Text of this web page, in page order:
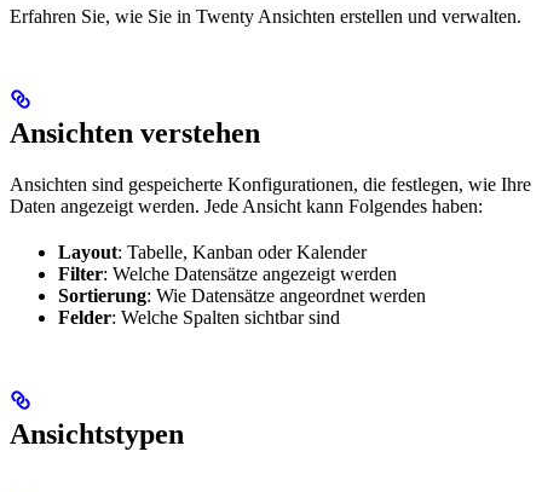
Erfahren Sie, wie Sie in Twenty Ansichten erstellen und verwalten.
Ansichten verstehen
Ansichten sind gespeicherte Konfigurationen, die festlegen, wie Ihre
Daten angezeigt werden. Jede Ansicht kann Folgendes haben:
Layout: Tabelle, Kanban oder Kalender
Filter: Welche Datensätze angezeigt werden
Sortierung: Wie Datensätze angeordnet werden
Felder: Welche Spalten sichtbar sind
Ansichtstypen